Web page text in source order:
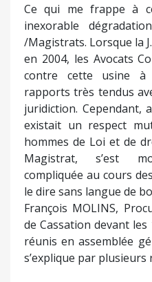
Ce qui me frappe à
inexorable
/Magistrats. Lorsque la
en 2004, les Avocats
contre cette usine à
rapports très tendus
juridiction. Cependant,
existait un respect
hommes de Loi et de
Magistrat, s’est
compliquée au cours
le dire sans langue de
François MOLINS,
de Cassation devant
réunis en assemblée
s’explique par plusieurs